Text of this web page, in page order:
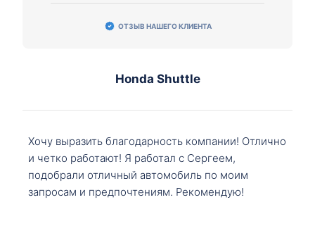
ОТЗЫВ НАШЕГО КЛИЕНТА
Honda Shuttle
Хочу выразить благодарность компании! Отлично
и четко работают! Я работал с Сергеем,
подобрали отличный автомобиль по моим
запросам и предпочтениям. Рекомендую!